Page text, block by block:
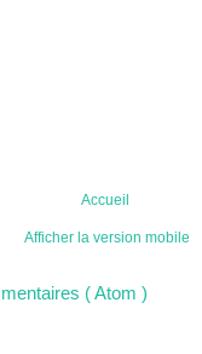
Accueil
Afficher la version mobile
( Atom )